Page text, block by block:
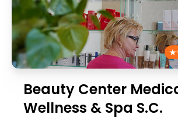
Beauty Center
Wellness & Spa S.C.